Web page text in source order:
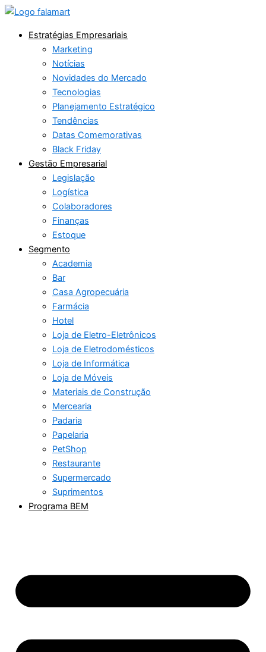
Ir
conteúdo
Estratégias Empresariais
Marketing
Notícias
Novidades do Mercado
Tecnologias
Planejamento Estratégico
Tendências
Datas Comemorativas
Black Friday
Gestão Empresarial
Legislação
Logística
Colaboradores
Finanças
Estoque
Segmento
Academia
Bar
Casa Agropecuária
Farmácia
Hotel
Loja de Eletro-Eletrônicos
Loja de Eletrodomésticos
Loja de Informática
Loja de Móveis
Materiais de Construção
Mercearia
Padaria
Papelaria
PetShop
Restaurante
Supermercado
Suprimentos
Programa BEM